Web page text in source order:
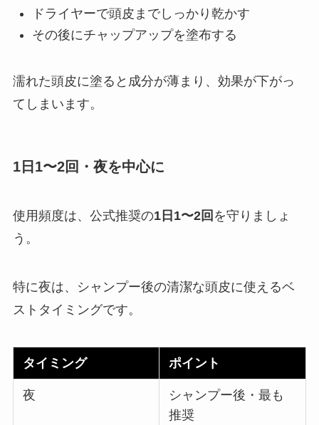
ドライヤーで頭皮までしっかり乾かす
その後にチャップアップを塗布する
濡れた頭皮に塗ると成分が薄まり、効果が下がっ
てしまいます。
1日1〜2回・夜を中心に
使用頻度は、公式推奨の1日1〜2回 を守りましょ
う。
特に夜は、シャンプー後の清潔な頭皮に使えるベ
ストタイミングです。
タイミング ポイント
夜
シャンプー後・最も
推奨